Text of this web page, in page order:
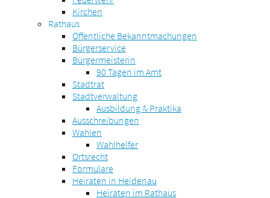
Kirchen
Rathaus
Öffentliche Bekanntmachungen
Bürgerservice
Bürgermeisterin
90 Tagen im Amt
Stadtrat
Stadtverwaltung
Ausbildung & Praktika
Ausschreibungen
Wahlen
Wahlhelfer
Ortsrecht
Formulare
Heiraten in Heidenau
Heiraten im Rathaus